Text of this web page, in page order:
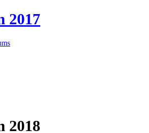
2017
2018